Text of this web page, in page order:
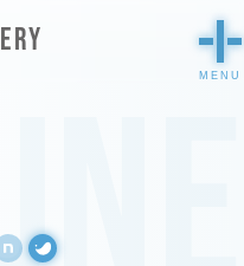
500pxWordPress